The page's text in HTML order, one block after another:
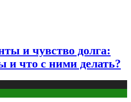
и чувство долга:
и что с ними делать?